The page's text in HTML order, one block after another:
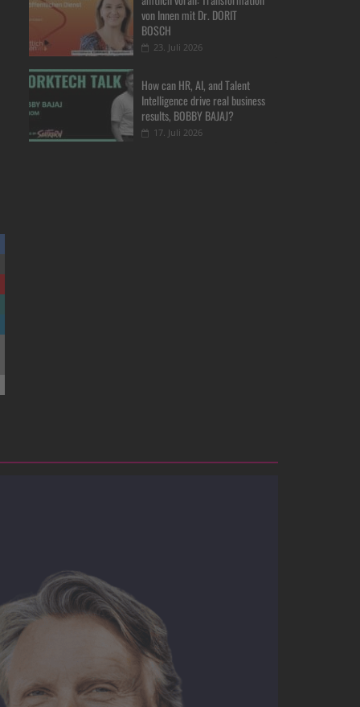
von Innen mit Dr. DORIT
BOSCH
23. Juli 2026
How can HR, AI, and Talent
Intelligence drive real business
results, BOBBY BAJAJ?
17. Juli 2026